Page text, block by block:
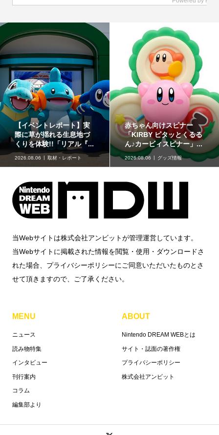
どうぶつたちと楽しむ12
色のコスメ「ポンデクル
ール どうぶつの森 マル...
2026.08.06 グッズ情報
「星たべよ」に「ポケモ
ン」のハロウィンデザイ
ンが登場！8月17日発売
2026.08.06 グッズ情報
当Webサイトは株式会社アンビットが管理運営しています。
当Webサイトに掲載された情報を閲覧・使用・ダウンロードさ
れた場合、プライバシーポリシーにご同意いただいたものとさ
せて頂きますので、ご了承ください。
MENU
ニュース
読み物特集
インタビュー
刊行案内
コラム
編集部より
ABOUT
Nintendo DREAM WEBとは
サイト・誌面の著作権
プライバシーポリシー
株式会社アンビット